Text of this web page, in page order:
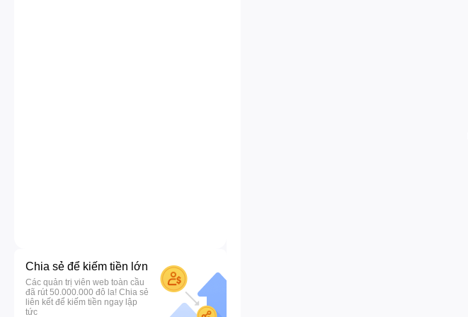
Chia sẻ để kiếm tiền lớn
Các quản trị viên web toàn cầu
đã rút 50.000.000 đô la! Chia sẻ
liên kết để kiếm tiền ngay lập
tức